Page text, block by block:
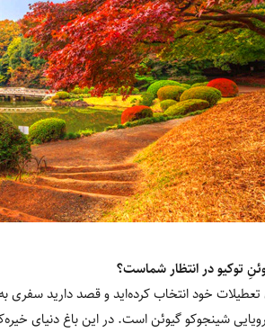
توکیو در انتظار شماست؟
تعطیلات خود انتخاب کرده‌اید و قصد دارید
شینجوکو گیوئن است. در این باغ دنیای